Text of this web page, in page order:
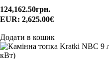
124,162.50грн.
EUR: 2,625.00€
Додати в кошик